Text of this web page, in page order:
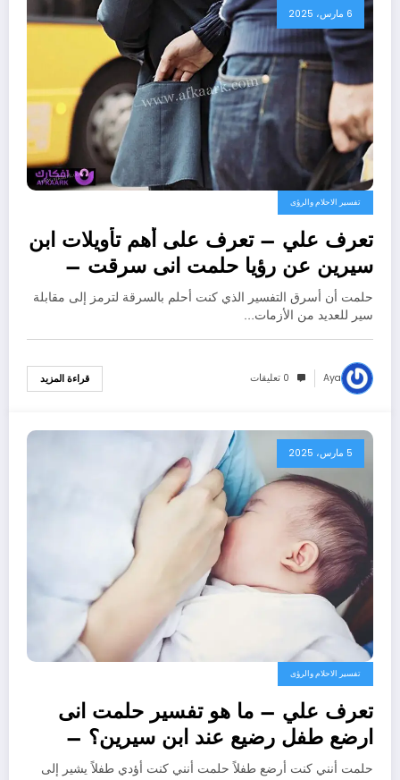
6 مارس، 2025
تفسير الاحلام والرؤى
تعرف علي – تعرف على أهم تأويلات ابن
سيرين عن رؤيا حلمت انى سرقت –
بالتفصيل
حلمت أن أسرق التفسير الذي كنت أحلم بالسرقة لترمز إلى مقابلة
سير للعديد من الأزمات…
Aya 0 تعليقات قراءة المزيد
5 مارس، 2025
تفسير الاحلام والرؤى
تعرف علي – ما هو تفسير حلمت انى
ارضع طفل رضيع عند ابن سيرين؟ –
بالتفصيل
حلمت أنني كنت أرضع طفلاً حلمت أنني كنت أؤدي طفلاً يشير إلى